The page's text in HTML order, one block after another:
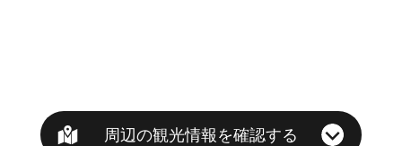
周辺の観光情報を確認する